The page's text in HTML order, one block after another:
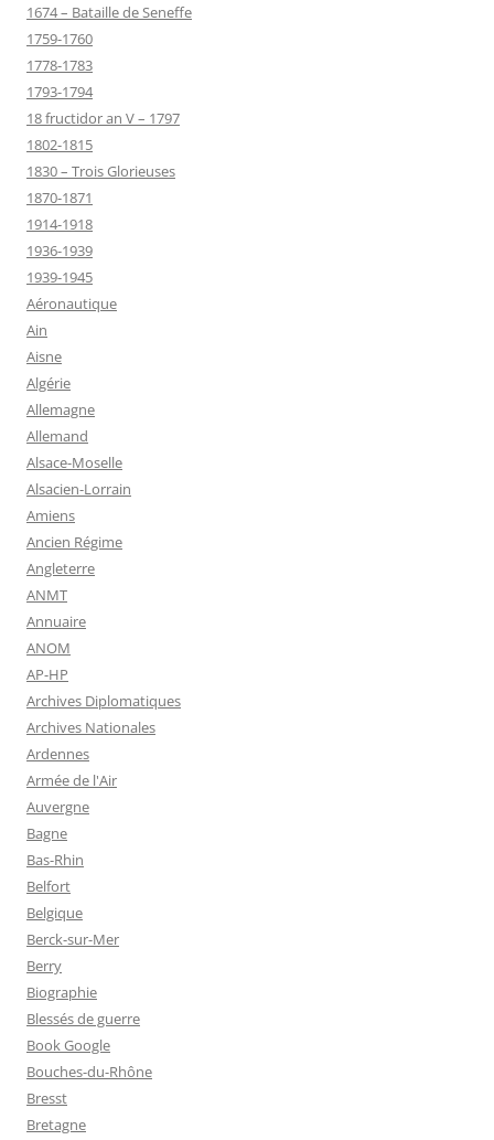
1674 – Bataille de Seneffe
1759-1760
1778-1783
1793-1794
18 fructidor an V – 1797
1802-1815
1830 – Trois Glorieuses
1870-1871
1914-1918
1936-1939
1939-1945
Aéronautique
Ain
Aisne
Algérie
Allemagne
Allemand
Alsace-Moselle
Alsacien-Lorrain
Amiens
Ancien Régime
Angleterre
ANMT
Annuaire
ANOM
AP-HP
Archives Diplomatiques
Archives Nationales
Ardennes
Armée de l'Air
Auvergne
Bagne
Bas-Rhin
Belfort
Belgique
Berck-sur-Mer
Berry
Biographie
Blessés de guerre
Book Google
Bouches-du-Rhône
Bresst
Bretagne